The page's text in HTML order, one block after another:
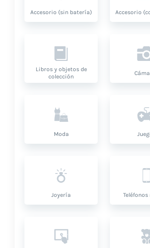
Accesorio (sin batería) Accesorio
Libros y objetos de
colección
Moda
Joyería